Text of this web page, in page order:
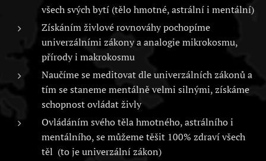
všech svých bytí (tělo hmotné, astrální i mentální)
Získáním živlové rovnováhy pochopíme
univerzálními zákony a analogie mikrokosmu,
přírody i makrokosmu
Naučíme se meditovat dle univerzálních zákonů a
tím se staneme mentálně velmi silnými, získáme
schopnost ovládat živly
Ovládáním svého těla hmotného, astrálního i
mentálního, se můžeme těšit 100% zdraví všech
těl (to je univerzální zákon)